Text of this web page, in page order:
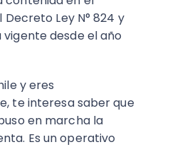
Decreto Ley N° 824 y
desde el año
y eres
te interesa saber que
en marcha la
Es un operativo